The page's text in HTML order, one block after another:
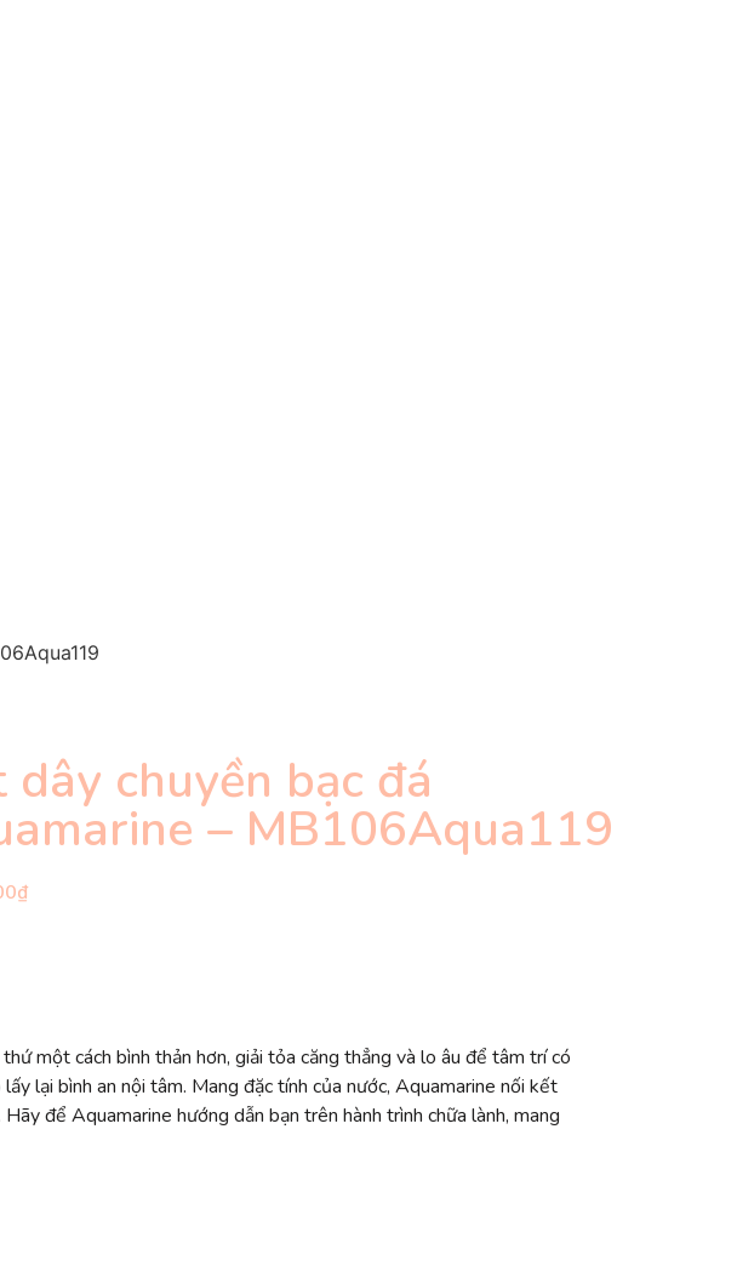
dây chuyền bạc đá
– MB106Aqua119
₫
một cách bình thản hơn, giải tỏa căng thẳng và lo âu để tâm trí có
lại bình an nội tâm. Mang đặc tính của nước, Aquamarine nối kết
để Aquamarine hướng dẫn bạn trên hành trình chữa lành, mang